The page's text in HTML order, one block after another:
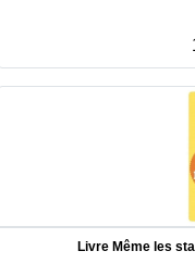
Livre Même les